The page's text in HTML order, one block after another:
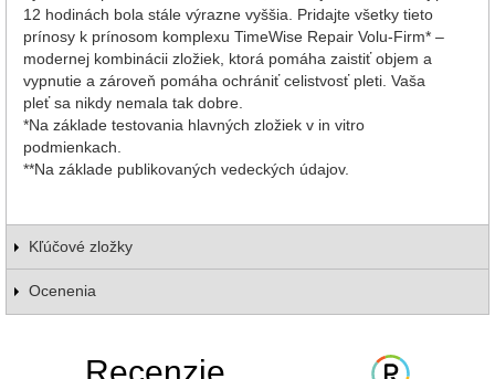
12 hodinách bola stále výrazne vyššia. Pridajte všetky tieto
prínosy k prínosom komplexu TimeWise Repair Volu-Firm* –
modernej kombinácii zložiek, ktorá pomáha zaistiť objem a
vypnutie a zároveň pomáha ochrániť celistvosť pleti. Vaša
pleť sa nikdy nemala tak dobre.
*Na základe testovania hlavných zložiek v in vitro
podmienkach.
**Na základe publikovaných vedeckých údajov.
Kľúčové zložky
Ocenenia
Recenzie